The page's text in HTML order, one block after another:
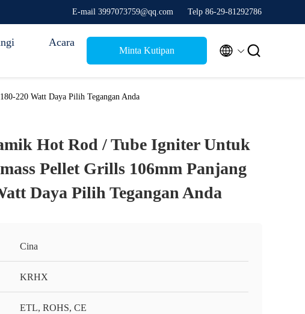
E-mail 3997073759@qq.com Telp 86-29-81292786
Acara
Minta Kutipan  
220 Watt Daya Pilih Tegangan Anda
Hot Rod / Tube Igniter Untuk
Pellet Grills 106mm Panjang
Daya Pilih Tegangan Anda
Cina
KRHX
ETL, ROHS, CE